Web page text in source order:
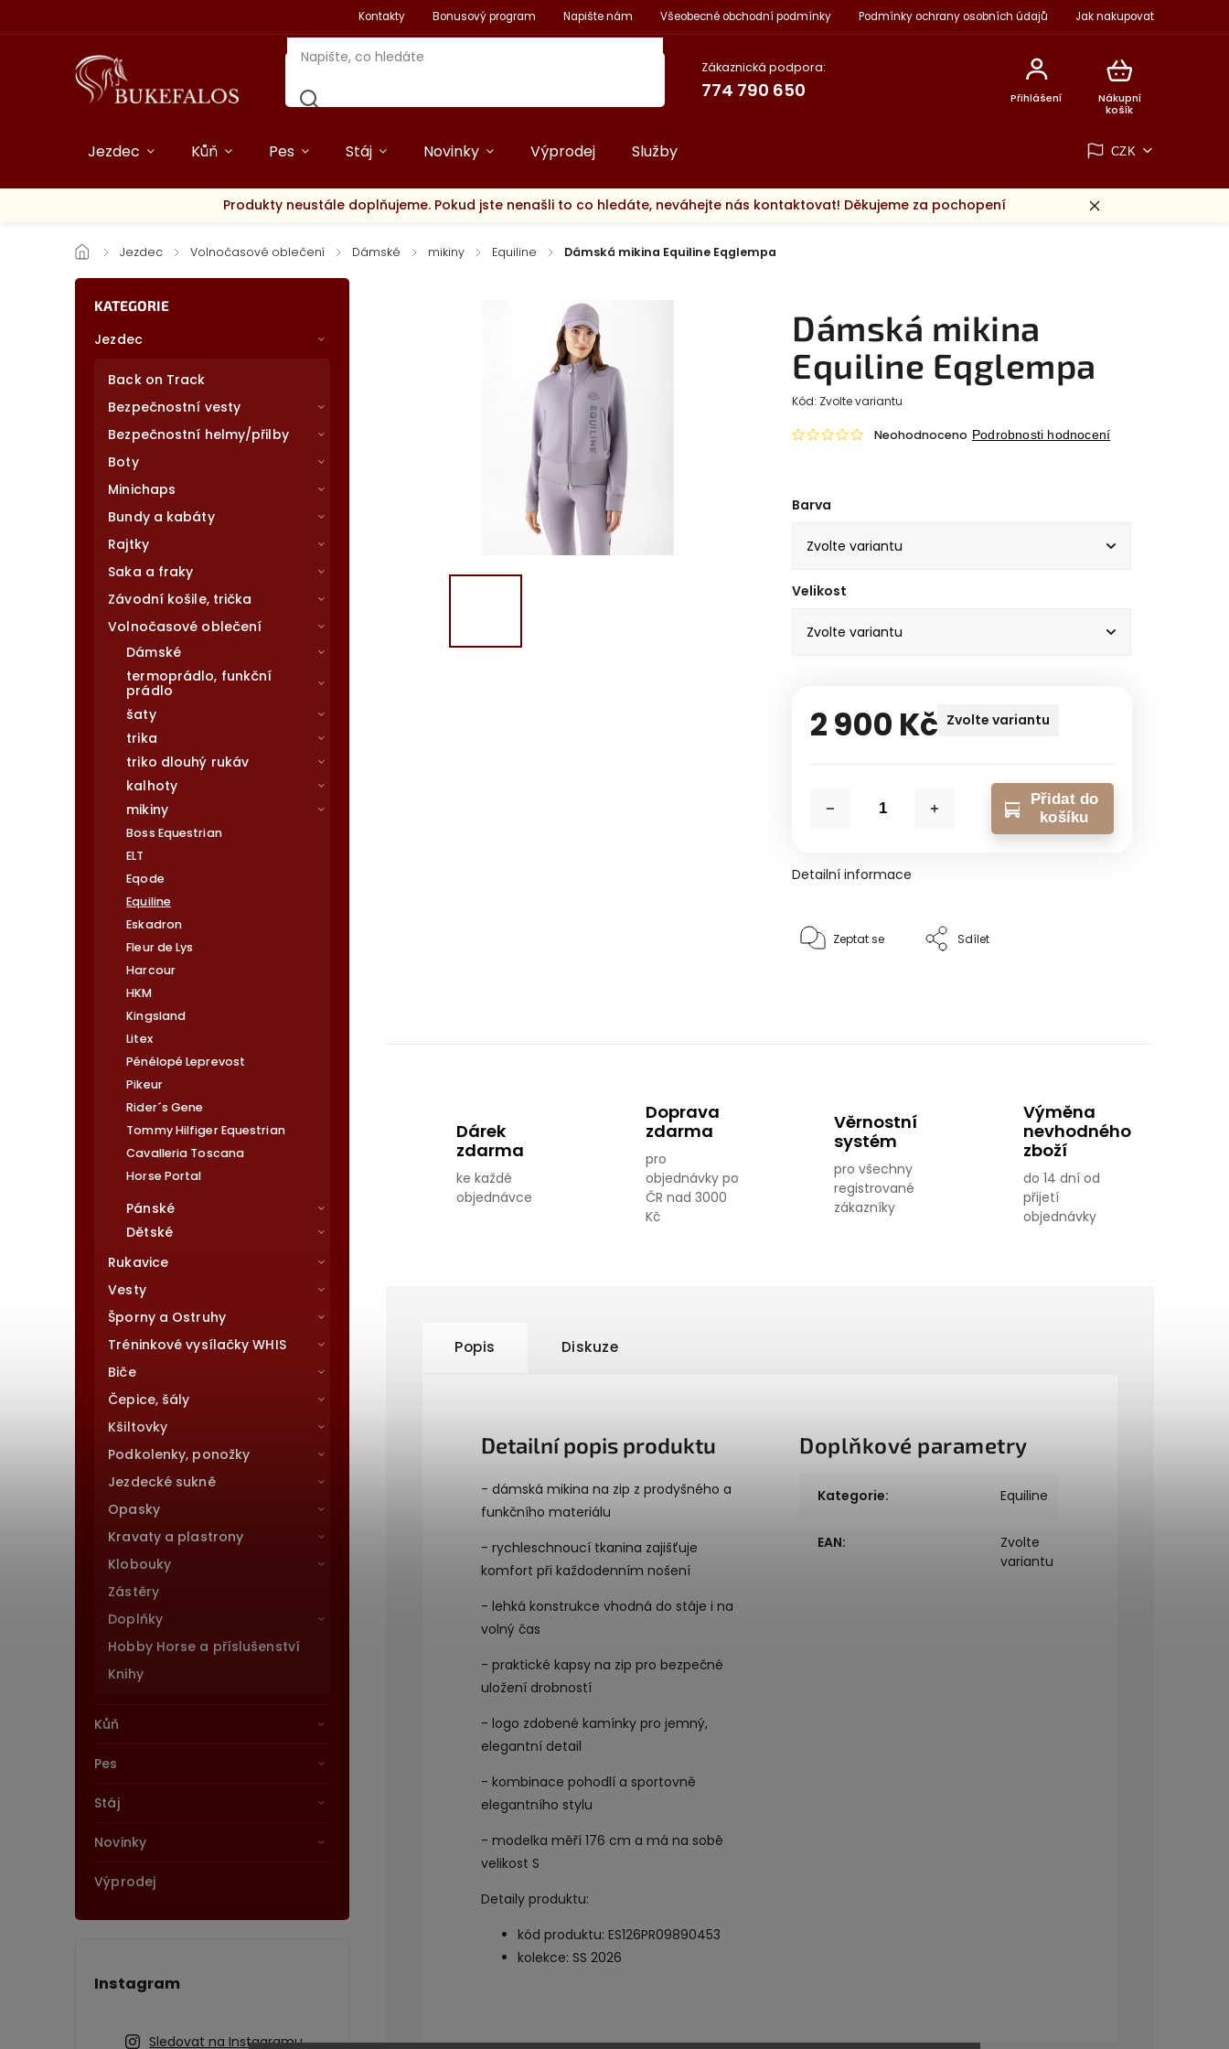
Kontakty Bonusový program Napište nám Všeobecné obchodní podmínky Podmínky ochrany osobních údajů Jak nakupovat
Zákaznická podpora:
774 790 650
Nákupní
košík
Přihlášení
CZK
Jezdec Kůň Pes Stáj Novinky Výprodej Služby
Produkty neustále doplňujeme. Pokud jste nenašli to co hledáte, neváhejte nás kontaktovat! Děkujeme za pochopení
/ Jezdec / Volnočasové oblečení / Dámské / mikiny / Equiline / Dámská mikina Equiline Eqglempa
KATEGORIE
Jezdec
Back on Track
Bezpečnostní vesty
Bezpečnostní helmy/přilby
Boty
Minichaps
Bundy a kabáty
Rajtky
Saka a fraky
Závodní košile, trička
Volnočasové oblečení
Dámské
termoprádlo, funkční
prádlo
šaty
trika
triko dlouhý rukáv
kalhoty
mikiny
Boss Equestrian
ELT
Eqode
Equiline
Eskadron
Fleur de Lys
Harcour
HKM
Kingsland
Litex
Pénélopé Leprevost
Pikeur
Rider´s Gene
Tommy Hilfiger Equestrian
Cavalleria Toscana
Horse Portal
Pánské
Dětské
Rukavice
Vesty
Šporny a Ostruhy
Tréninkové vysílačky WHIS
Biče
Čepice, šály
Kšiltovky
Podkolenky, ponožky
Jezdecké sukně
Opasky
Kravaty a plastrony
Klobouky
Zástěry
Doplňky
Hobby Horse a příslušenství
Knihy
Kůň
Pes
Stáj
Novinky
Výprodej
Instagram
Sledovat na Instagramu
Dámská mikina
Equiline Eqglempa
Kód: Zvolte variantu
Neohodnoceno Podrobnosti hodnocení
Barva
Velikost
2 900 Kč Zvolte variantu
Přidat do
košíku
Detailní informace
Zeptat se Sdílet
Dárek
zdarma
ke každé
objednávce
Doprava
zdarma
pro
objednávky po
ČR nad 3000
Kč
Věrnostní
systém
pro všechny
registrované
zákazníky
Výměna
nevhodného
zboží
do 14 dní od
přijetí
objednávky
Popis Diskuze
Detailní popis produktu
- dámská mikina na zip z prodyšného a
funkčního materiálu
- rychleschnoucí tkanina zajišťuje
komfort při každodenním nošení
- lehká konstrukce vhodná do stáje i na
volný čas
- praktické kapsy na zip pro bezpečné
uložení drobností
- logo zdobené kamínky pro jemný,
elegantní detail
- kombinace pohodlí a sportovně
elegantního stylu
- modelka měří 176 cm a má na sobě
velikost S
Detaily produktu:
kód produktu: ES126PR09890453
kolekce: SS 2026
Doplňkové parametry
Kategorie: Equiline
EAN:
Zvolte
variantu